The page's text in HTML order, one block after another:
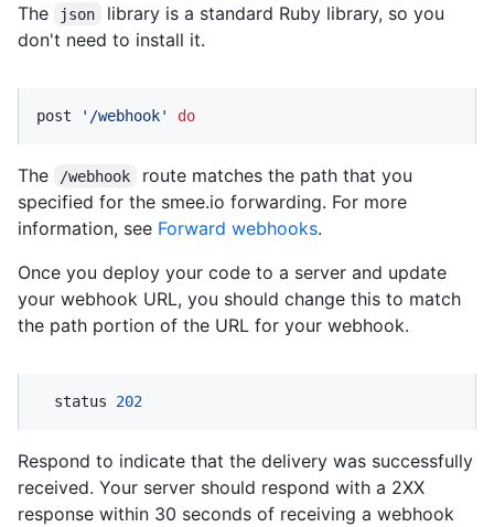
The
json
library is a standard Ruby library, so you
don't need to install it.
post '/webhook' do
The /webhook
route matches the path that you
specified for the smee.io forwarding. For more
information, see Forward webhooks.
Once you deploy your code to a server and update
your webhook URL, you should change this to match
the path portion of the URL for your webhook.
  status
202
Respond to indicate that the delivery was successfully
received. Your server should respond with a 2XX
response within 30 seconds of receiving a webhook